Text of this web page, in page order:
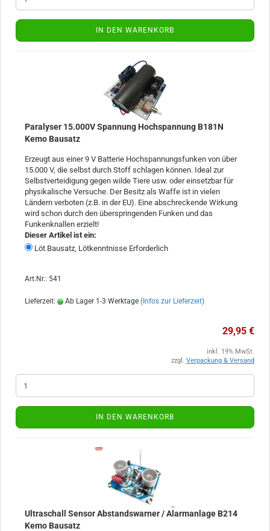
IN DEN WARENKORB
Paralyser 15.000V Spannung Hochspannung B181N
Kemo Bausatz
Erzeugt aus einer 9 V Batterie Hochspannungsfunken von über
15.000 V, die selbst durch Stoff schlagen können. Ideal zur
Selbstverteidigung gegen wilde Tiere usw. oder einsetzbar für
physikalische Versuche. Der Besitz als Waffe ist in vielen
Ländern verboten (z.B. in der EU). Eine abschreckende Wirkung
wird schon durch den überspringenden Funken und das
Funkenknallen erzielt!
Dieser Artikel ist ein:
Löt Bausatz, Lötkenntnisse Erforderlich
Art.Nr.: 541
Lieferzeit: Ab Lager 1-3 Werktage (Infos zur Lieferzeit)
29,95 €
inkl. 19% MwSt.
zzgl. Verpackung & Versand
IN DEN WARENKORB
Ultraschall Sensor Abstandswarner / Alarmanlage B214
Kemo Bausatz